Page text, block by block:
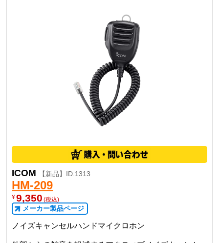
※他の機種では、適合しない場合がございます
※パーツ品扱いのため箱なしとなりますのでご了承ください